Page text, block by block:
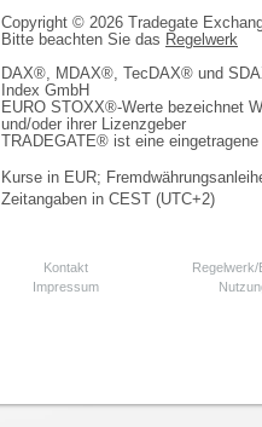
Copyright © 2026 Tradegate
Bitte beachten Sie das Regelwerk
DAX®, MDAX®, TecDAX® und
Index GmbH
EURO STOXX®-Werte bezeichnet
und/oder ihrer Lizenzgeber
TRADEGATE® ist eine
Kurse in EUR;
Zeitangaben in CEST (UTC+2)
Kontakt
Impressum